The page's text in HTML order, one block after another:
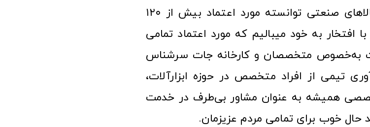
فعالیت در عرصه ابزارآلات و کالاهای صنعتی توانسته مورد اعتماد بیش از ۱۲۰
با افتخار به خود میبالیم که مورد اعتماد تمامی
به‌خصوص متخصصان و کارخانه جات سرشناس
تیمی از افراد متخصص در حوزه ابزارآلات،
همیشه به عنوان مشاور بی‌طرف در خدمت
حال خوب برای تمامی مردم عزیزمان.